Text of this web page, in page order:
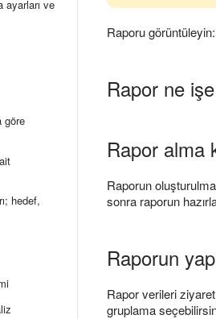
ayarları ve
göre
hedef,
Raporu
Rapor ne
Rapor alma
Raporun
sonra raporun
Raporun
Rapor verileri
gruplama